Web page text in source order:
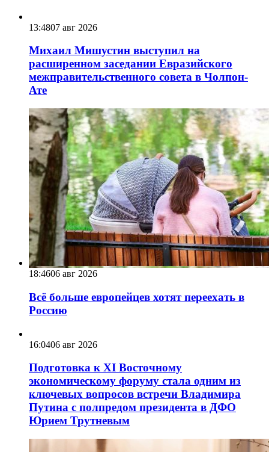
13:4807 авг 2026
Михаил Мишустин выступил на
расширенном заседании Евразийского
межправительственного совета в Чолпон-
Ате
18:4606 авг 2026
Всё больше европейцев хотят переехать в
Россию
16:0406 авг 2026
Подготовка к XI Восточному
экономическому форуму стала одним из
ключевых вопросов встречи Владимира
Путина с полпредом президента в ДФО
Юрием Трутневым